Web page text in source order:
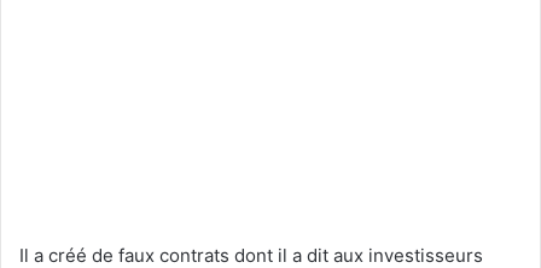
Il a créé de faux contrats dont il a dit aux investisseurs